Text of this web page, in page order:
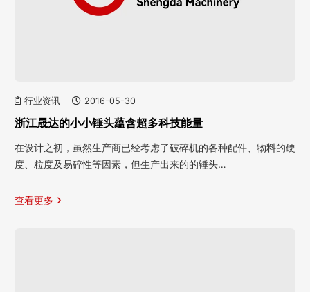
行业资讯 2016-05-30
浙江晟达的小小锤头蕴含超多科技能量
在设计之初，虽然生产商已经考虑了破碎机的各种配件、物料的硬
度、粒度及易碎性等因素，但生产出来的的锤头…
查看更多